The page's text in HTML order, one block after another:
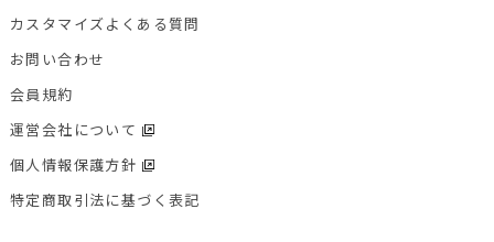
カスタマイズよくある質問
お問い合わせ
会員規約
運営会社について
個人情報保護方針
特定商取引法に基づく表記